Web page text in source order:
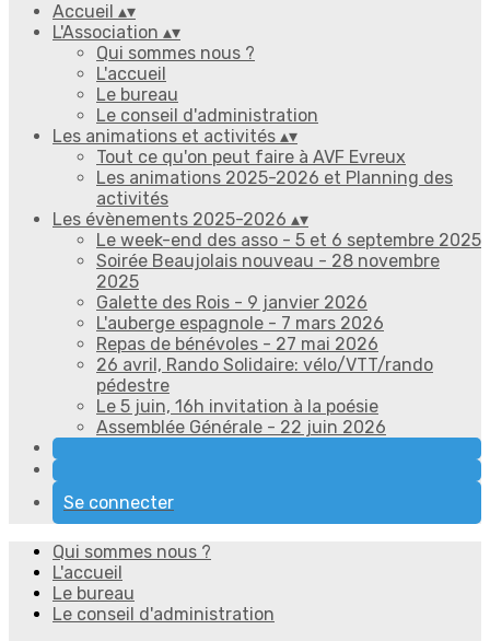
Accueil ▴▾
L'Association ▴▾
Qui sommes nous ?
L'accueil
Le bureau
Le conseil d'administration
Les animations et activités ▴▾
Tout ce qu'on peut faire à AVF Evreux
Les animations 2025-2026 et Planning des
activités
Les évènements 2025-2026 ▴▾
Le week-end des asso - 5 et 6 septembre 2025
Soirée Beaujolais nouveau - 28 novembre
2025
Galette des Rois - 9 janvier 2026
L'auberge espagnole - 7 mars 2026
Repas de bénévoles - 27 mai 2026
26 avril, Rando Solidaire: vélo/VTT/rando
pédestre
Le 5 juin, 16h invitation à la poésie
Assemblée Générale - 22 juin 2026
Se connecter
Qui sommes nous ?
L'accueil
Le bureau
Le conseil d'administration